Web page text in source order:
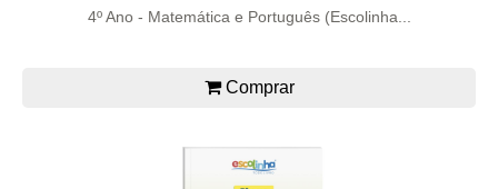
4º Ano - Matemática e Português (Escolinha...
Comprar